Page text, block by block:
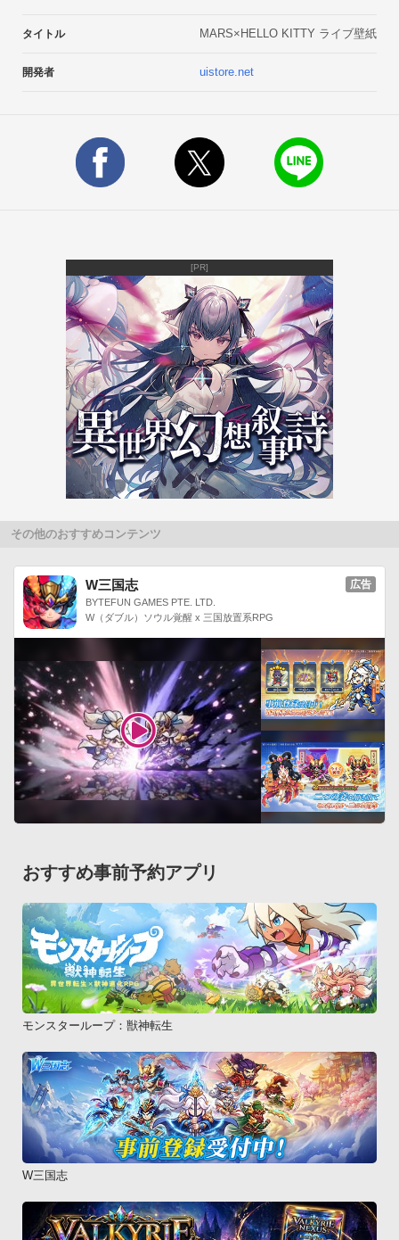
す。
すると、画面が黒くなってしまう場合があります。他のライブ
タイトル MARS×HELLO KITTY ライブ壁紙
開発者 uistore.net
[PR]
その他のおすすめコンテンツ
W三国志
BYTEFUN GAMES PTE. LTD.
W（ダブル）ソウル覚醒 x 三国放置系RPG
広告
おすすめ事前予約アプリ
モンスターループ：獣神転生
W三国志